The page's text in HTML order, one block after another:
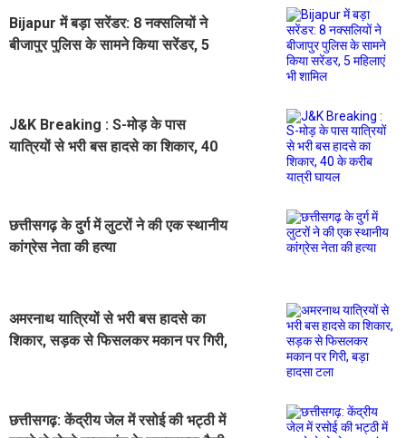
Bijapur में बड़ा सरेंडर: 8 नक्सलियों ने
बीजापुर पुलिस के सामने किया सरेंडर, 5
J&K Breaking : S-मोड़ के पास
यात्रियों से भरी बस हादसे का शिकार, 40
छत्तीसगढ़ के दुर्ग में लुटरों ने की एक स्थानीय
कांग्रेस नेता की हत्या
अमरनाथ यात्रियों से भरी बस हादसे का
शिकार, सड़क से फिसलकर मकान पर गिरी,
छत्तीसगढ़: केंद्रीय जेल में रसोई की भट्ठी में